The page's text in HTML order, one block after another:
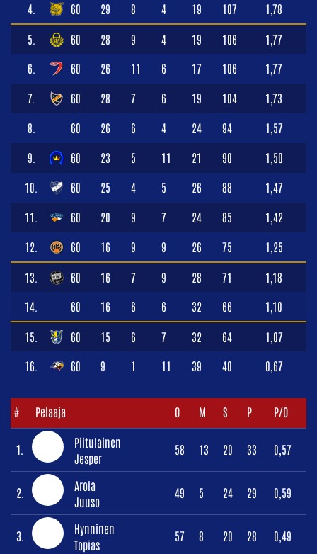
4. 60 29 8 4 19 107 1,78
5. 60 28 9 4 19 106 1,77
6. 60 26 11 6 17 106 1,77
7. 60 28 7 6 19 104 1,73
8. 60 26 6 4 24 94 1,57
9. 60 23 5 11 21 90 1,50
10. 60 25 4 5 26 88 1,47
11. 60 20 9 7 24 85 1,42
12. 60 16 9 9 26 75 1,25
13. 60 16 7 9 28 71 1,18
14. 60 16 6 6 32 66 1,10
15. 60 15 6 7 32 64 1,07
16. 60 9 1 11 39 40 0,67
# Pelaaja O M S P P/O
1.
Piitulainen
Jesper
58 13 20 33 0,57
2.
Arola
Juuso
49 5 24 29 0,59
3.
Hynninen
Topias
57 8 20 28 0,49